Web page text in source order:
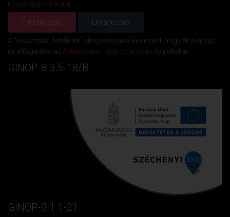
Használati feltételek
A "Használati feltételek" elfogadásával kijelented, hogy elolvastad
és elfogadtad azAdatkezelési tájékoztatóban foglaltakat.
GINOP-8.3.5-18/B
GINOP-9.1.1-21